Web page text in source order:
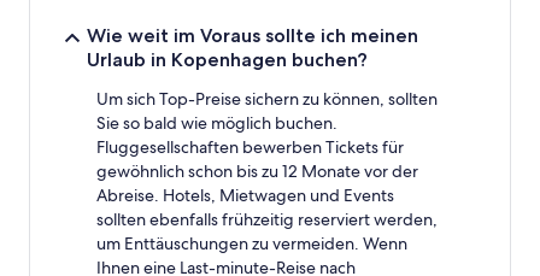
Wie weit im Voraus sollte ich meinen
Urlaub in Kopenhagen buchen?
Um sich Top-Preise sichern zu können, sollten
Sie so bald wie möglich buchen.
Fluggesellschaften bewerben Tickets für
gewöhnlich schon bis zu 12 Monate vor der
Abreise. Hotels, Mietwagen und Events
sollten ebenfalls frühzeitig reserviert werden,
um Enttäuschungen zu vermeiden. Wenn
Ihnen eine Last-minute-Reise nach